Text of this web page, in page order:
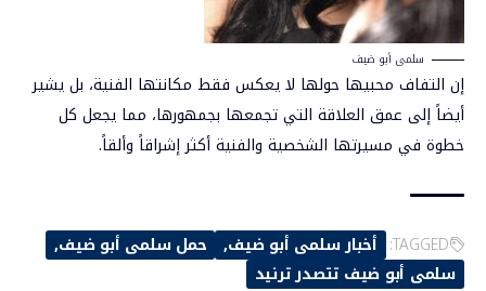
سلمى أبو ضيف
إن التفاف محبيها حولها لا يعكس فقط مكانتها الفنية، بل يشير
أيضاً إلى عمق العلاقة التي تجمعها بجمهورها، مما يجعل كل
خطوة في مسيرتها الشخصية والفنية أكثر إشراقاً وألقاً.
TAGGED: أخبار سلمى أبو ضيف
حمل سلمى أبو ضيف
سلمى أبو ضيف تتصدر ترنيد